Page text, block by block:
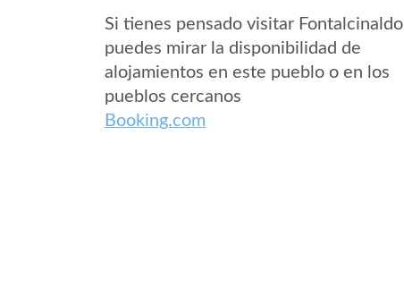
Si tienes pensado visitar Fontalcinaldo
puedes mirar la disponibilidad de
alojamientos en este pueblo o en los
pueblos cercanos
Booking.com